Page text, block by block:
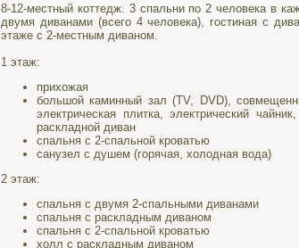
8-12-местный коттедж. 3 спальни по 2 человека в
двумя диванами (всего 4 человека), гостиная с
этаже с 2-местным диваном.
1 этаж:
прихожая
большой каминный зал (TV, DVD),
электрическая плитка, электрический
раскладной диван
спальня с 2-спальной кроватью
санузел с душем (горячая, холодная вода)
2 этаж:
спальня с двумя 2-спальными диванами
спальня с раскладным диваном
спальня с 2-спальной кроватью
холл с раскладным диваном